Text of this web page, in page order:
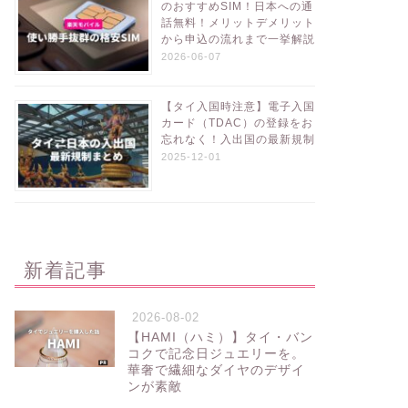
のおすすめSIM！日本への通
話無料！メリットデメリット
から申込の流れまで一挙解説
2026-06-07
【タイ入国時注意】電子入国
カード（TDAC）の登録をお
忘れなく！入出国の最新規制
2025-12-01
新着記事
2026-08-02
【HAMI（ハミ）】タイ・バン
コクで記念日ジュエリーを。
華奢で繊細なダイヤのデザイ
ンが素敵